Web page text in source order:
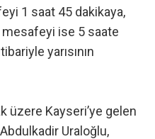
1 saat 45 dakikaya,
mesafeyi ise 5 saate
yarısının
üzere Kayseri’ye gelen
Uraloğlu,